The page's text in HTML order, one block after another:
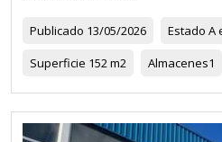
Publicado 13/05/2026 Estado A
Superficie 152 m2 Almacenes1